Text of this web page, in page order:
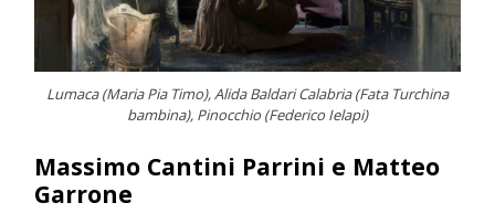
Lumaca (Maria Pia Timo), Alida Baldari Calabria (Fata Turchina
bambina), Pinocchio (Federico Ielapi)
Massimo Cantini Parrini e Matteo
Garrone